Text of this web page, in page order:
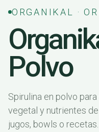
ORGANIKAL ·
Polvo
Spirulina en polvo
vegetal y nutrientes
jugos, bowls o